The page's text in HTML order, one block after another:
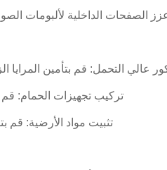
الصفحات الداخلية لألبومات
عالي التحمل: قم بتأمين المرايا
تركيب تجهيزات الحمام:
تثبيت مواد الأرضية: قم